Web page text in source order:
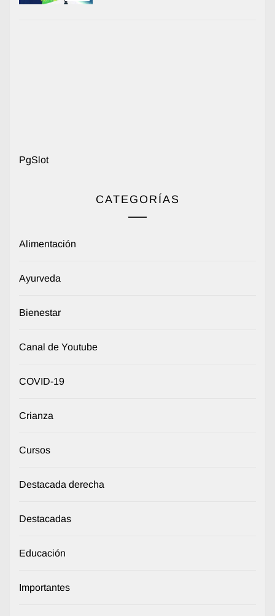
PgSlot
CATEGORÍAS
Alimentación
Ayurveda
Bienestar
Canal de Youtube
COVID-19
Crianza
Cursos
Destacada derecha
Destacadas
Educación
Importantes